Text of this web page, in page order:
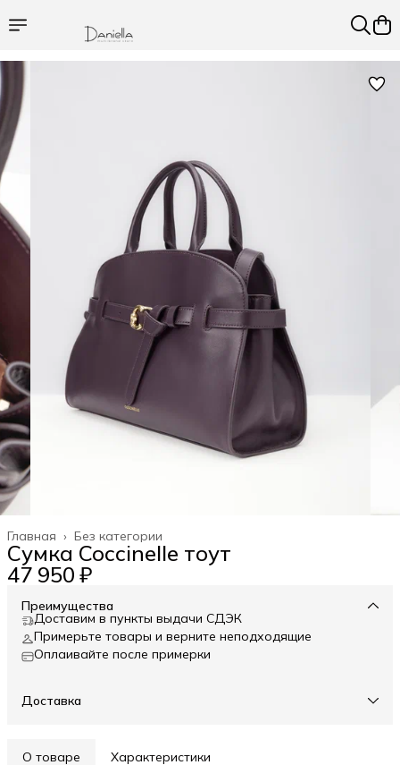
Без категории
Главная ›
Сумка Coccinelle тоут
47 950 ₽
Преимущества
Доставим в пункты выдачи СДЭК
Примерьте товары и верните неподходящие
Оплаивайте после примерки
Доставка
О товаре Характеристики